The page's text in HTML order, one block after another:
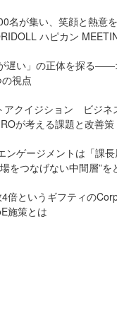
名が集い、笑顔と熱意
ハピカン
遅い」の正体を探る
視点
アクイジション ビジネ
が考える課題と改善策
ンゲージメントは「課
をつなげない中間層”を
4倍というギフティの
施策とは